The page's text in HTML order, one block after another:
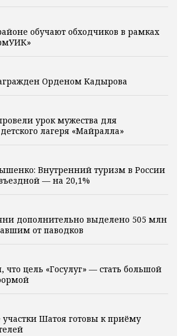
обучают обходчиков в рамках
Орденом Кадырова
урок мужества для
лагеря «Майралла»
Внутренний туризм в России
— на 20,1%
дополнительно выделено 505 млн
от паводков
что цель «Госулуг» — стать большой
Шатоя готовы к приёму